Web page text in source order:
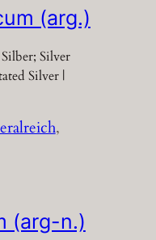
(arg.)
Silver
Silver |
(arg-n.)